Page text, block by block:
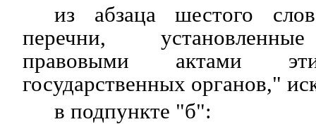
из абзаца шестого
перечни,
правовыми актами
государственных органов,"
в подпункте "б":